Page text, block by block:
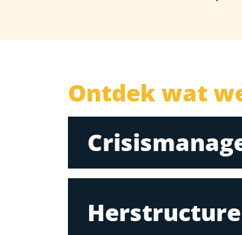
Ontdek wat